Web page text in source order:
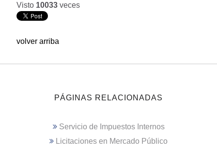
Visto 10033 veces
volver arriba
PÁGINAS RELACIONADAS
Servicio de Impuestos Internos
Licitaciones en Mercado Público